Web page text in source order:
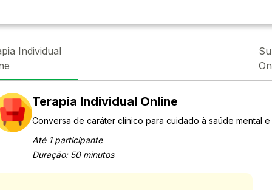
Individual
Terapia Individual Online
Conversa de caráter clínico para cuidado à saúde mental e
Até 1 participante
Duração: 50 minutos